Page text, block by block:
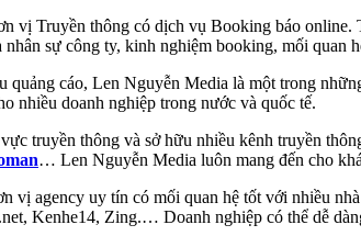
vị Truyền thông có dịch vụ Booking báo
sự công ty, kinh nghiệm booking, mối quan
quảng cáo, Len Nguyễn Media là một trong
nhiều doanh nghiệp trong nước và quốc tế.
truyền thông và sở hữu nhiều kênh truyền
… Len Nguyễn Media luôn mang đến cho
vị agency uy tín có mối quan hệ tốt với nhiều
Kenhe14, Zing.… Doanh nghiệp có thể dễ